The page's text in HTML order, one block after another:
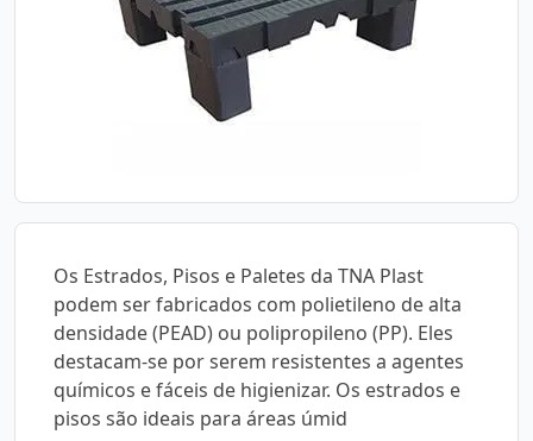
Os Estrados, Pisos e Paletes da TNA Plast
podem ser fabricados com polietileno de alta
densidade (PEAD) ou polipropileno (PP). Eles
destacam-se por serem resistentes a agentes
químicos e fáceis de higienizar. Os estrados e
pisos são ideais para áreas úmid